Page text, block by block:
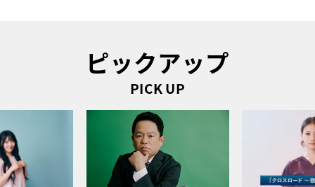
ピックアップ
PICK UP